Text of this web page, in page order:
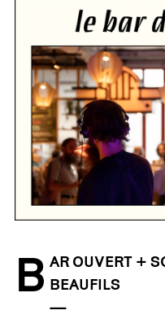
B AR OUVERT +
BEAUFILS
—